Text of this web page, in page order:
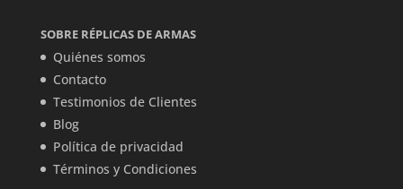
SOBRE RÉPLICAS DE ARMAS
Quiénes somos
Contacto
Testimonios de Clientes
Blog
Política de privacidad
Términos y Condiciones